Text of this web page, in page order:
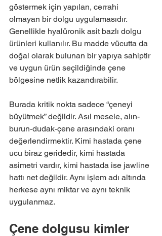
göstermek için yapılan, cerrahi
olmayan bir dolgu uygulamasıdır.
Genellikle hyalüronik asit bazlı dolgu
ürünleri kullanılır. Bu madde vücutta da
doğal olarak bulunan bir yapıya sahiptir
ve uygun ürün seçildiğinde çene
bölgesine netlik kazandırabilir.
Burada kritik nokta sadece “çeneyi
büyütmek” değildir. Asıl mesele, alın-
burun-dudak-çene arasındaki oranı
değerlendirmektir. Kimi hastada çene
ucu biraz geridedir, kimi hastada
asimetri vardır, kimi hastada ise jawline
hattı net değildir. Aynı işlem adı altında
herkese aynı miktar ve aynı teknik
uygulanmaz.
Çene dolgusu kimler